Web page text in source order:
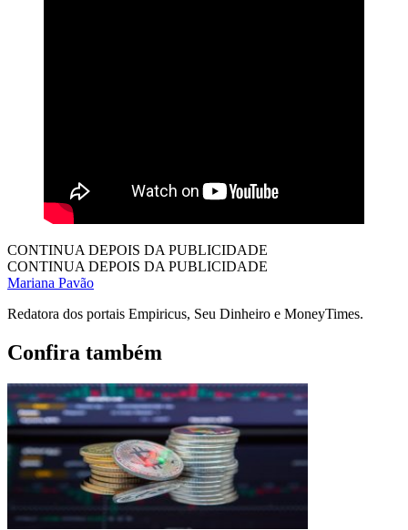
CONTINUA DEPOIS DA PUBLICIDADE
CONTINUA DEPOIS DA PUBLICIDADE
Mariana Pavão
Redatora dos portais Empiricus, Seu Dinheiro e MoneyTimes.
Confira também